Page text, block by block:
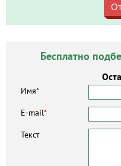
Бесплатно
Имя*
E-mail*
Текст